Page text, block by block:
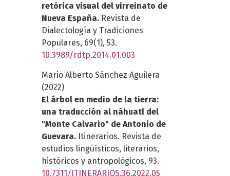
retórica visual del virreinato de
Nueva España. Revista de
Dialectología y Tradiciones
Populares, 69(1), 53.
10.3989/rdtp.2014.01.003
Mario Alberto Sánchez Aguilera
(2022)
El árbol en medio de la tierra:
una traducción al náhuatl del
"Monte Calvario" de Antonio de
Guevara. Itinerarios. Revista de
estudios lingüísticos, literarios,
históricos y antropológicos, 93.
10.7311/ITINERARIOS.36.2022.05